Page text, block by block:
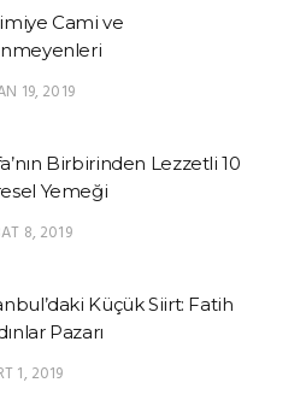
Cami ve
19, 2019
Birbirinden Lezzetli 10
Yemeği
8, 2019
Küçük Siirt: Fatih
Pazarı
1, 2019